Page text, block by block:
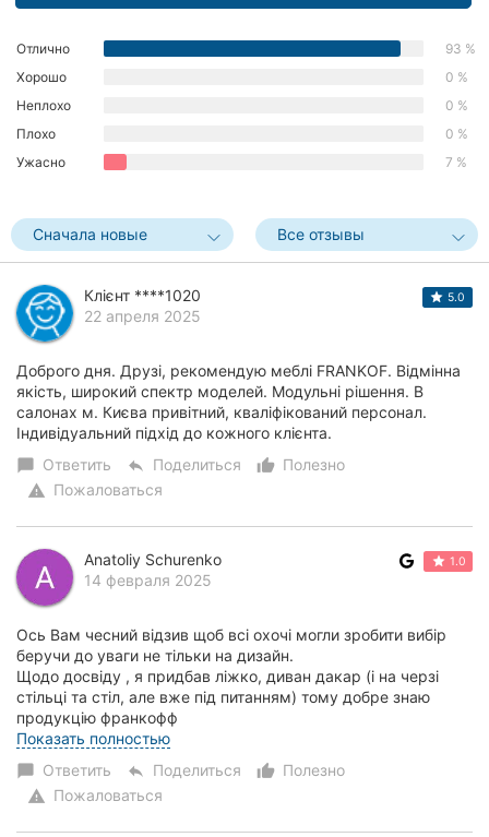
Николаев
Херсон
Полтава
Черновцы
Сумы
Ивано-
Франковск
Луцк
Ужгород
Карпаты
Отлично
93 %
Хорошо
0 %
Неплохо
0 %
Плохо
0 %
Ужасно
7 %
Сначала новые Все отзывы
Клієнт ****1020
22 апреля 2025
5.0
Доброго дня. Друзі, рекомендую меблі FRANKOF. Відмінна
якість, широкий спектр моделей. Модульні рішення. В
салонах м. Києва привітний, кваліфікований персонал.
Індивідуальний підхід до кожного клієнта.
chat_bubble Ответить reply Поделиться thumb_up_alt
Полезно
warning Пожаловаться
Anatoliy Schurenko
14 февраля 2025
1.0
Ось Вам чесний відзив щоб всі охочі могли зробити вибір
беручи до уваги не тільки на дизайн.
Щодо досвіду , я придбав ліжко, диван дакар (і на черзі
стільці та стіл, але вже під питанням) тому добре знаю
продукцію франкофф
Щодо дизайну питань дійс...
Показать полностью
chat_bubble Ответить reply Поделиться thumb_up_alt
Полезно
warning Пожаловаться